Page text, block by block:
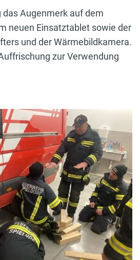
das Augenmerk auf dem
neuen Einsatztablet sowie der
und der Wärmebildkamera.
zur Verwendung